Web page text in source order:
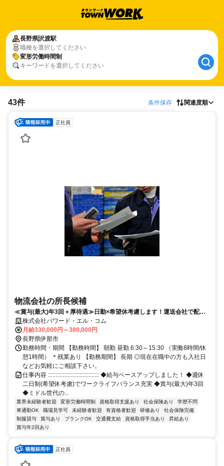
長野県沢渡駅
職種を選択してください
変形労働時間制
キーワードを選択してください
43件 条件保存 関連度順
正社員
物流会社の所長候補
≪賞与(最大)年3回＋厚待遇≫日勤×希望休考慮します！運送会社で配
車、運行管理の経験のある方募集
株式会社パワード・エル・コム
月給330,000円～380,000円
長野県伊那市
勤務時間・期間 【勤務時間】 朝勤 昼勤 6:30～15:30 （実働8時間/休
憩1時間） ＊残業あり 【勤務期間】 長期 ◎現在在職中の方も入社日
などお気軽にご相談下さい。
仕事内容 :::::::::::::::::::::::::::::::::: ◆給与ベースアップしました！ ◆週休
二日制(希望休考慮)でワークライフバランス充実 ◆賞与(最大)年3回
◆ミドル世代の...
業界未経験者歓迎 変形労働時間制 資格取得支援あり 社会保険あり
学歴不問
車通勤OK
職場見学可 未経験者歓迎 有資格者歓迎 研修あり
社会保険完備
制服貸与
賞与あり ブランクOK 交通費支給 資格取得手当あり
昇給あり
賞与年2回あり
正社員